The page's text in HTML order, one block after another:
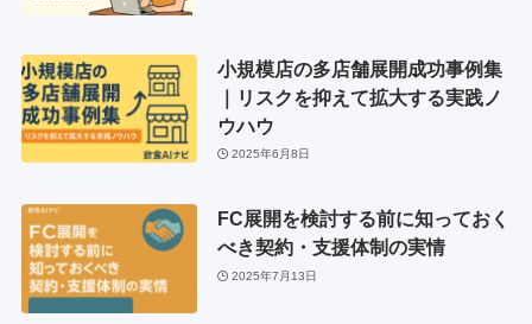
小規模店の多店舗展開成功事例集
｜リスクを抑えて拡大する実践ノ
ウハウ
2025年6月8日
FC展開を検討する前に知っておく
べき契約・支援体制の実情
2025年7月13日